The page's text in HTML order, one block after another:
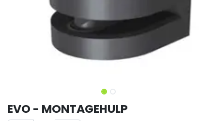
EVO - MONTAGEHULP